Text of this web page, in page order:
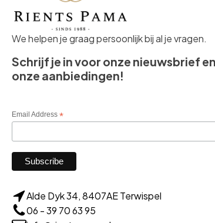
We helpen je graag persoonlijk bij al je vragen.
Schrijf je in voor onze nieuwsbrief
onze aanbiedingen!
Email Address *
Alde Dyk 34, 8407AE Terwispel
06 - 39 70 63 95